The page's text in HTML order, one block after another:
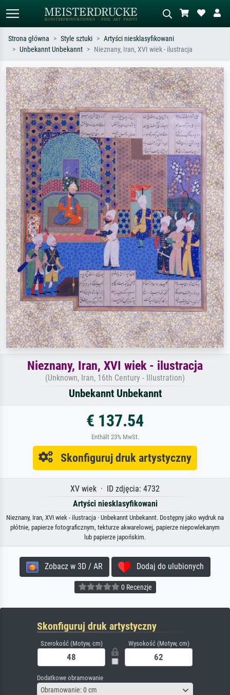
Szukaj wg artysty, tytułu lub stylu – np.
Monet, Gwiaździsta noc,
impresjonizm, fala Hokusaia, akt.
Opisz scenę – np. zielona łąka,
abstrakcja z czerwienią, ciemny olej,
stojący akt obok drzewa.
Strona główna Style sztuki
Artyści niesklasyfikowani
Unbekannt Unbekannt
Nieznany, Iran, XVI wiek - ilustracja
Nieznany, Iran, XVI wiek - ilustracja
(Unknown, Iran, 16th Century - Illustration)
Unbekannt Unbekannt
€ 137.54
Enthält 23% MwSt.
Skonfiguruj druk artystyczny
XV wiek · ID zdjęcia: 4732
Artyści niesklasyfikowani
Nieznany, Iran, XVI wiek - ilustracja · Unbekannt Unbekannt. Dostępny jako wydruk na
płótnie, papierze fotograficznym, tekturze akwarelowej, papierze niepowlekanym
lub papierze japońskim.
Zobacz w 3D / AR Dodaj do ulubionych
0 Recenzje
Skonfiguruj druk artystyczny
Szerokość (Motyw, cm) Wysokość (Motyw, cm)
Dodatkowe obramowanie
Obramowanie: 0 cm